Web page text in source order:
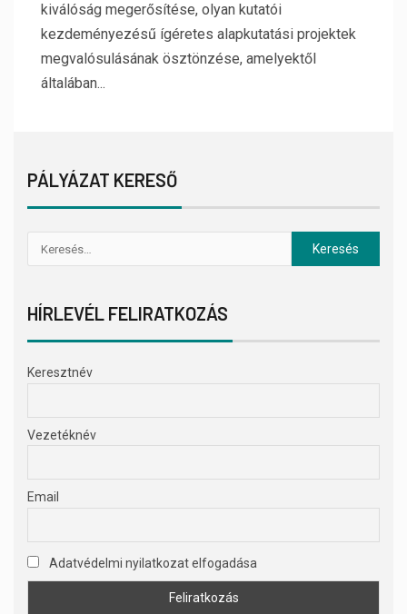
kiválóság megerősítése, olyan kutatói
kezdeményezésű ígéretes alapkutatási projektek
megvalósulásának ösztönzése, amelyektől
általában...
PÁLYÁZAT KERESŐ
HÍRLEVÉL FELIRATKOZÁS
Keresztnév
Vezetéknév
Email
Adatvédelmi nyilatkozat elfogadása